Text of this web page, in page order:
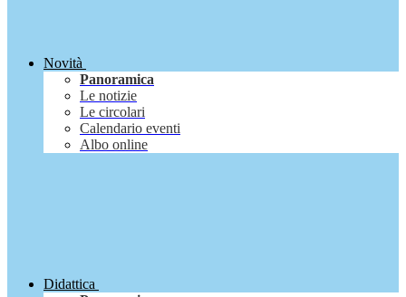
Novità
Panoramica
Le notizie
Le circolari
Calendario eventi
Albo online
Didattica